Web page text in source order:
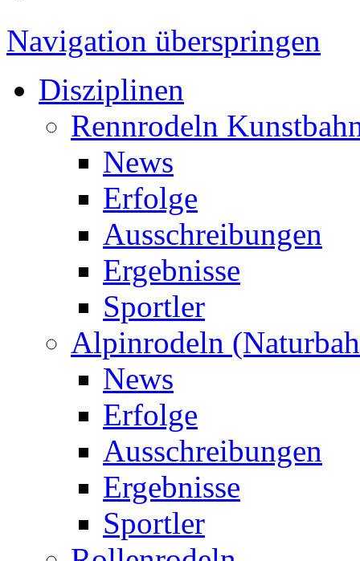
Navigation überspringen
Disziplinen
Rennrodeln
News
Erfolge
Ausschreibungen
Ergebnisse
Sportler
Alpinrodeln
News
Erfolge
Ausschreibungen
Ergebnisse
Sportler